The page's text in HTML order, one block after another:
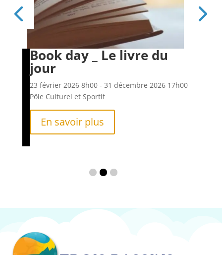
Book day _ Le livre du
jour
23 février 20268h00- 31 décembre 202617h00
Pôle Culturel et Sportif
En savoir plus